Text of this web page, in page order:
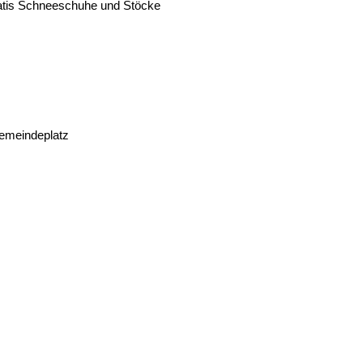
Schneeschuhe und Stöcke